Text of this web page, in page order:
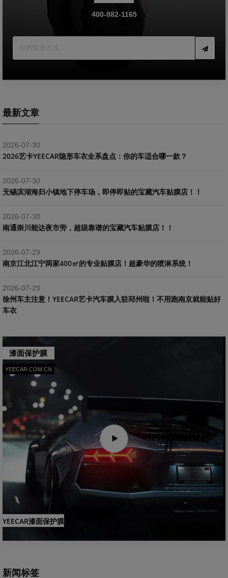
400-882-1165
最新文章
2026-07-30
2026艺卡YEECAR隐形车衣全系盘点：你的车适合哪一款？
2026-07-30
​无锡滨湖海归小镇地下停车场，即停即贴的宝藏汽车贴膜店！！
2026-07-30
南通崇川能达夜市旁，超级靠谱的宝藏汽车贴膜店！！
2026-07-29
南京江北江宁两家400㎡的专业贴膜店！超豪华的喷淋系统！
2026-07-29
​徐州车主注意！YEECAR艺卡汽车膜入驻邳州啦！不用跑南京就能贴好
车衣
漆面保护膜
YEECAR.COM.CN
YEECAR漆面保护膜
新闻标签